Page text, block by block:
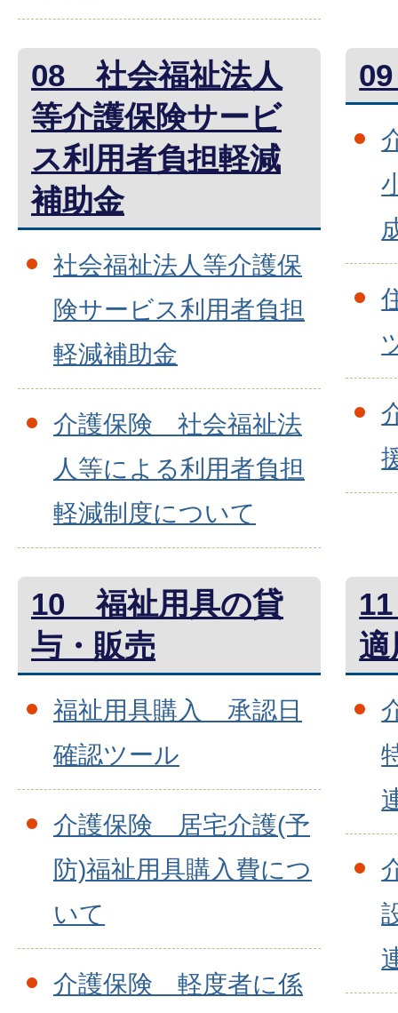
08 社会福祉法人
等介護保険サービ
ス利用者負担軽減
補助金
社会福祉法人等介護保
険サービス利用者負担
軽減補助金
介護保険 社会福祉法
人等による利用者負担
軽減制度について
10 福祉用具の貸
与・販売
福祉用具購入 承認日
確認ツール
介護保険 居宅介護(予
防)福祉用具購入費につ
いて
介護保険 軽度者に係
適